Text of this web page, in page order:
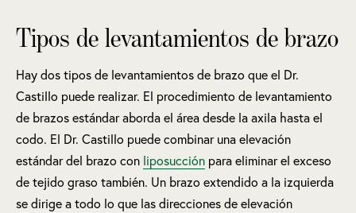
Tipos de levantamientos de brazo
Hay dos tipos de levantamientos de brazo que el Dr.
Castillo puede realizar. El procedimiento de levantamiento
de brazos estándar aborda el área desde la axila hasta el
codo. El Dr. Castillo puede combinar una elevación
estándar del brazo con liposucción para eliminar el exceso
de tejido graso también. Un brazo extendido a la izquierda
se dirige a todo lo que las direcciones de elevación